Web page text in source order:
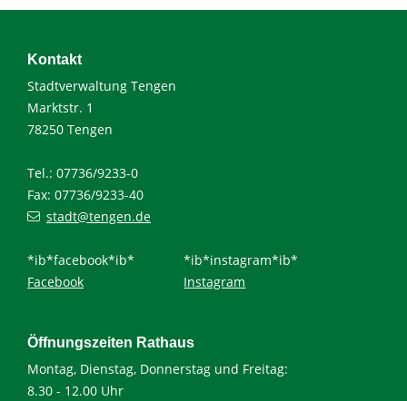
Kontakt
Stadtverwaltung Tengen
Marktstr. 1
78250 Tengen
Tel.: 07736/9233-0
Fax: 07736/9233-40
stadt@tengen.de
*ib*facebook*ib*
Facebook
*ib*instagram*ib*
Instagram
Öffnungszeiten Rathaus
Montag, Dienstag, Donnerstag und Freitag:
8.30 - 12.00 Uhr